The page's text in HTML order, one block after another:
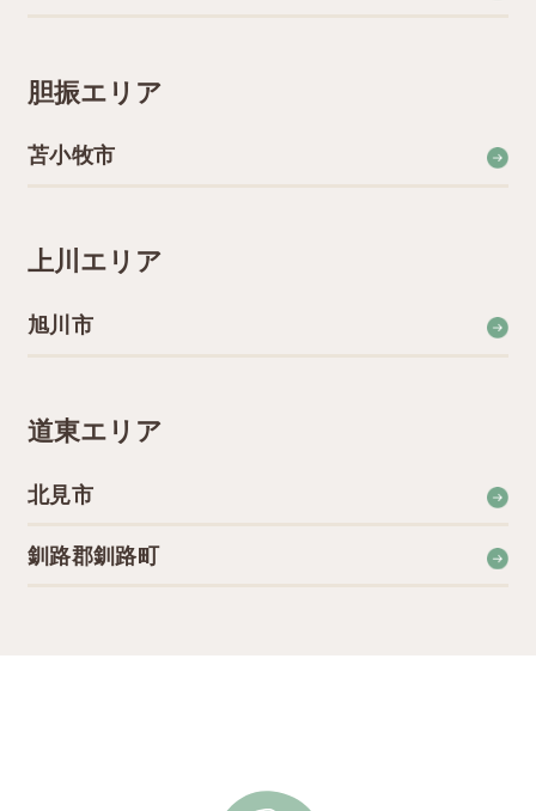
胆振エリア
苫小牧市
上川エリア
旭川市
道東エリア
北見市
釧路郡釧路町